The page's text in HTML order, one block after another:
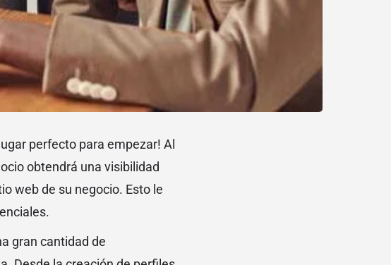
perfecto para empezar! Al
obtendrá una visibilidad
web de su negocio. Esto le
gran cantidad de